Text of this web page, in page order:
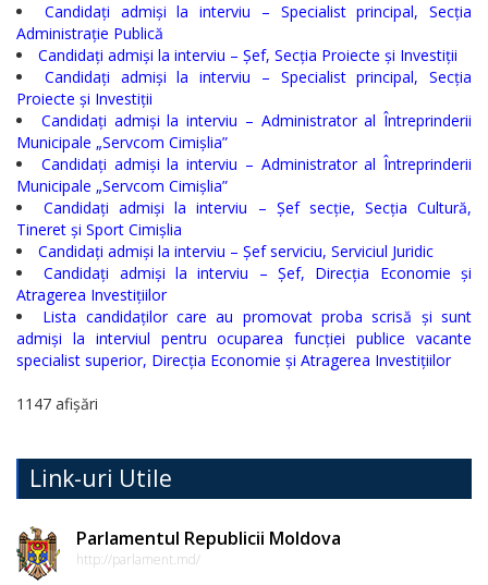
Serviciul
Arhivă
Serviciul
Juridic
Serviciul
Audit
Declarații
de
avere
și
interese
personale
Regulamente
Candidați admiși la interviu – Specialist principal, Secția
Administrație Publică
Candidați admiși la interviu – Șef, Secția Proiecte și Investiții
Candidați admiși la interviu – Specialist principal, Secția
Proiecte și Investiții
Candidați admiși la interviu – Administrator al Întreprinderii
Municipale „Servcom Cimișlia”
Candidați admiși la interviu – Administrator al Întreprinderii
Municipale „Servcom Cimișlia”
Candidați admiși la interviu – Șef secție, Secția Cultură,
Tineret și Sport Cimișlia
Candidați admiși la interviu – Șef serviciu, Serviciul Juridic
Candidați admiși la interviu – Șef, Direcția Economie și
Atragerea Investițiilor
Lista candidaților care au promovat proba scrisă și sunt
admiși la interviul pentru ocuparea funcției publice vacante
specialist superior, Direcția Economie și Atragerea Investițiilor
1147 afișări
Link-uri Utile
Parlamentul Republicii Moldova
http://parlament.md/